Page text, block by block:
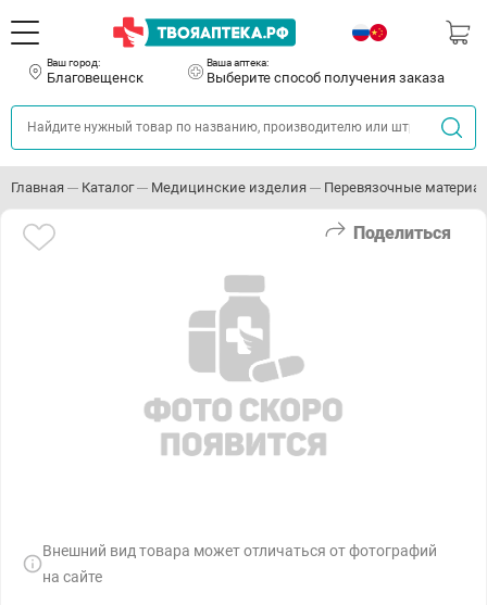
Ваш город:
Благовещенск
Ваша аптека:
Выберите способ получения заказа
Главная Каталог Медицинские изделия Перевязочные
Поделиться
Внешний вид товара может отличаться от фотографий
на сайте